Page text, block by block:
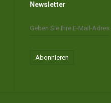
Newsletter
Abonnieren